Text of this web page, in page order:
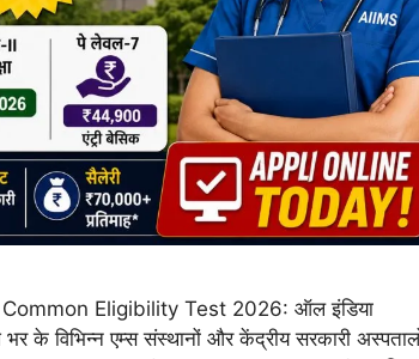
Eligibility Test 2026: ऑल इंडिया
विभिन्न एम्स संस्थानों और केंद्रीय सरकारी